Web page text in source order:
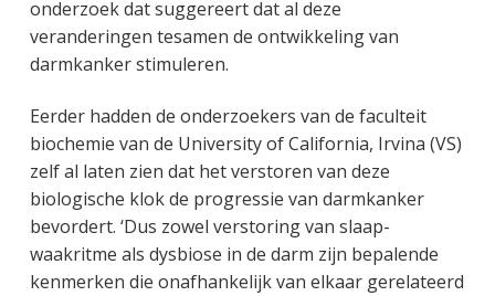
onderzoek dat suggereert dat al deze
veranderingen tesamen de ontwikkeling van
darmkanker stimuleren.
Eerder hadden de onderzoekers van de faculteit
biochemie van de University of California, Irvina (VS)
zelf al laten zien dat het verstoren van deze
biologische klok de progressie van darmkanker
bevordert. ‘Dus zowel verstoring van slaap-
waakritme als dysbiose in de darm zijn bepalende
kenmerken die onafhankelijk van elkaar gerelateerd